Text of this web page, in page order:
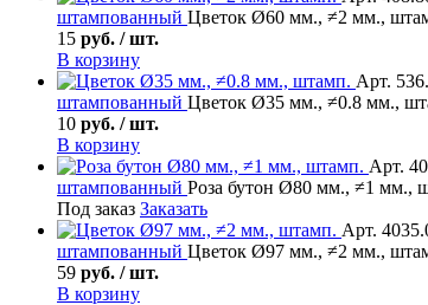
штампованный Цветок Ø60 мм., ≠2 мм.,
15 руб. / шт.
В корзину
Арт.
штампованный Цветок Ø35 мм., ≠0.8 мм.,
10 руб. / шт.
В корзину
Арт.
штампованный Роза бутон Ø80 мм., ≠1 мм.,
Под заказ Заказать
Арт.
штампованный Цветок Ø97 мм., ≠2 мм.,
59 руб. / шт.
В корзину